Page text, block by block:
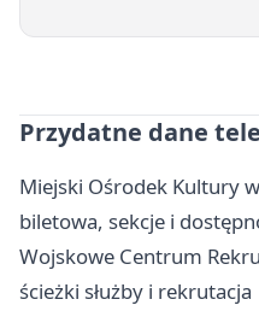
Przydatne dane
Miejski Ośrodek Kultury
biletowa, sekcje i
Wojskowe Centrum
ścieżki służby i rekrutacja